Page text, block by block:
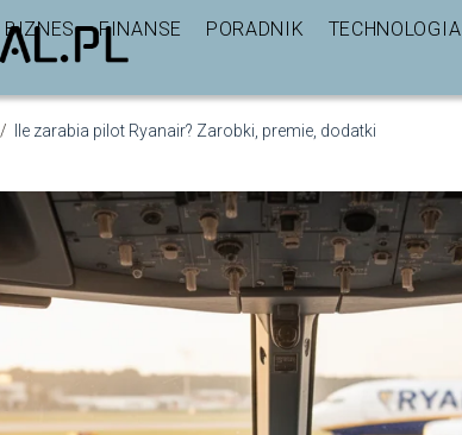
BIZNES FINANSE PORADNIK TECHNOLOGIA
/ Ile zarabia pilot Ryanair? Zarobki, premie, dodatki